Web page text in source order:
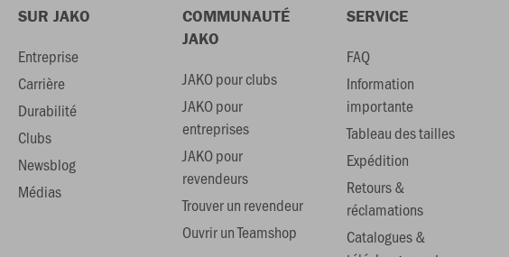
SUR JAKO
Entreprise
Carrière
Durabilité
Clubs
Newsblog
Médias
COMMUNAUTÉ
JAKO
JAKO pour clubs
JAKO pour
entreprises
JAKO pour
revendeurs
Trouver un revendeur
Ouvrir un Teamshop
SERVICE
FAQ
Information
importante
Tableau des tailles
Expédition
Retours &
réclamations
Catalogues &